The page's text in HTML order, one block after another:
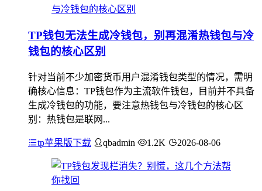
TP钱包无法生成冷钱包，别再混淆热钱包与冷
钱包的核心区别
针对当前不少加密货币用户混淆钱包类型的情况，需明
确核心信息：TP钱包作为主流软件钱包，目前并不具备
生成冷钱包的功能，要注意热钱包与冷钱包的核心区
别：热钱包是联网...
tp苹果版下载 qbadmin 1.2K 2026-08-06